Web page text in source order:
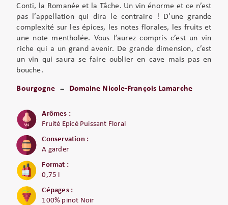
Conti, la Romanée et la Tâche. Un vin énorme et ce n’est
pas l’appellation qui dira le contraire ! D’une grande
complexité sur les épices, les notes florales, les fruits et
une note mentholée. Vous l’aurez compris c’est un vin
riche qui a un grand avenir. De grande dimension, c’est
un vin qui saura se faire oublier en cave mais pas en
bouche.
Bourgogne Domaine Nicole-François Lamarche
Arômes :
Fruité Epicé Puissant Floral
Conservation :
A garder
Format :
0,75 l
Cépages :
100% pinot Noir